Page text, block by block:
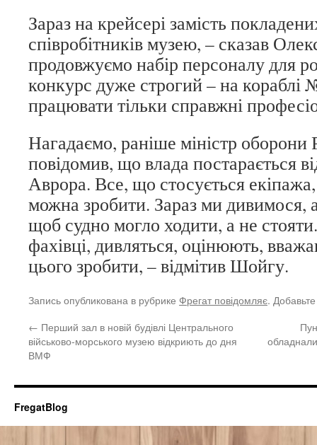
Зараз на крейсері замість
співробітників музею, – сказав
продовжуємо набір персоналу для
конкурс дуже строгий – на
працювати тільки справжні
Нагадаємо, раніше міністр оборони
повідомив, що влада постарається
Аврора. Все, що стосується
можна зробити. Зараз ми дивимося,
щоб судно могло ходити, а не
фахівці, дивляться, оцінюють,
цього зробити, – відмітив Шойгу.
Запись опубликована в рубрике Фрегат повідомляє.
← Перший зал в новій будівлі Центрального
військово-морського музею відкриють до дня
ВМФ
FregatBlog